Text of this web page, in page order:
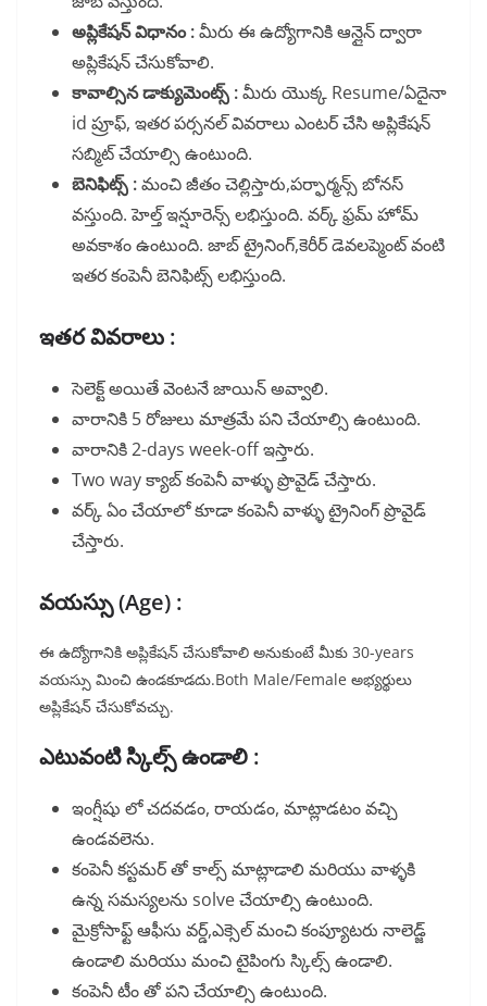
అప్లికేషన్ విధానం :మీరు ఈ ఉద్యోగానికి ఆన్లైన్ ద్వారా
అప్లికేషన్ చేసుకోవాలి.
కావాల్సిన డాక్యుమెంట్స్ :మీరు యొక్క Resume/ఏదైనా
id ప్రూఫ్, ఇతర పర్సనల్ వివరాలు ఎంటర్ చేసి అప్లికేషన్
సబ్మిట్ చేయాల్సి ఉంటుంది.
బెనిఫిట్స్ :మంచి జీతం చెల్లిస్తారు,పర్ఫార్మన్స్ బోనస్
వస్తుంది. హెల్త్ ఇన్షూరెన్స్ లభిస్తుంది. వర్క్ ఫ్రమ్ హోమ్
అవకాశం ఉంటుంది. జాబ్ ట్రైనింగ్,కెరీర్ డెవలప్మెంట్ వంటి
ఇతర కంపెనీ బెనిఫిట్స్ లభిస్తుంది.
ఇతర వివరాలు :
సెలెక్ట్ అయితే వెంటనే జాయిన్ అవ్వాలి.
వారానికి 5 రోజులు మాత్రమే పని చేయాల్సి ఉంటుంది.
వారానికి 2-days week-off ఇస్తారు.
Two way క్యాబ్ కంపెనీ వాళ్ళు ప్రొవైడ్ చేస్తారు.
వర్క్ ఏం చేయాలో కూడా కంపెనీ వాళ్ళు ట్రైనింగ్ ప్రొవైడ్
చేస్తారు.
వయస్సు (Age) :
ఈ ఉద్యోగానికి అప్లికేషన్ చేసుకోవాలి అనుకుంటే మీకు 30-years
వయస్సు మించి ఉండకూడదు.Both Male/Female అభ్యర్థులు
అప్లికేషన్ చేసుకోవచ్చు.
ఎటువంటి స్కిల్స్ ఉండాలి :
ఇంగ్షీషు లో చదవడం, రాయడం, మాట్లాడటం వచ్చి
ఉండవలెను.
కంపెనీ కస్టమర్ తో కాల్స్ మాట్లాడాలి మరియు వాళ్ళకి
ఉన్న సమస్యలను solve చేయాల్సి ఉంటుంది.
మైక్రోసాఫ్ట్ ఆఫీసు వర్డ్,ఎక్సెల్ మంచి కంప్యూటరు నాలెడ్జ్
ఉండాలి మరియు మంచి టైపింగు స్కిల్స్ ఉండాలి.
కంపెనీ టీం తో పని చేయాల్సి ఉంటుంది.